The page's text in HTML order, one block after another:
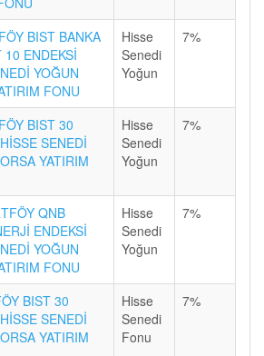
BIST BANKA
10 ENDEKSİ
YOĞUN
FONU
Hisse
Senedi
Yoğun
7%
BIST 30
SENEDİ
YATIRIM
Hisse
Senedi
Yoğun
7%
QNB
ENDEKSİ
YOĞUN
FONU
Hisse
Senedi
Yoğun
7%
BIST 30
SENEDİ
YATIRIM
Hisse
Senedi
Fonu
7%